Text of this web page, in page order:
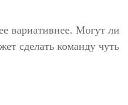
вариативнее. Могут ли
сделать команду чуть